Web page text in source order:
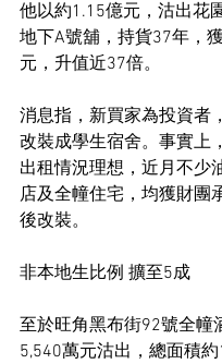
他以約1.15億元，沽出花
地下A號舖，持貨37年，
元，升值近37倍。
消息指，新買家為投資者
改裝成學生宿舍。事實上
出租情況理想，近月不少
店及全幢住宅，均獲財團
後改裝。
非本地生比例 擴至5成
至於旺角黑布街92號全幢
5,540萬元沽出，總面積約